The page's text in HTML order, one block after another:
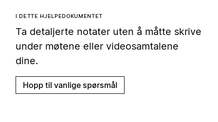
I DETTE HJELPEDOKUMENTET
Ta detaljerte notater uten å måtte skrive
under møtene eller videosamtalene
dine.
Hopp til vanlige spørsmål